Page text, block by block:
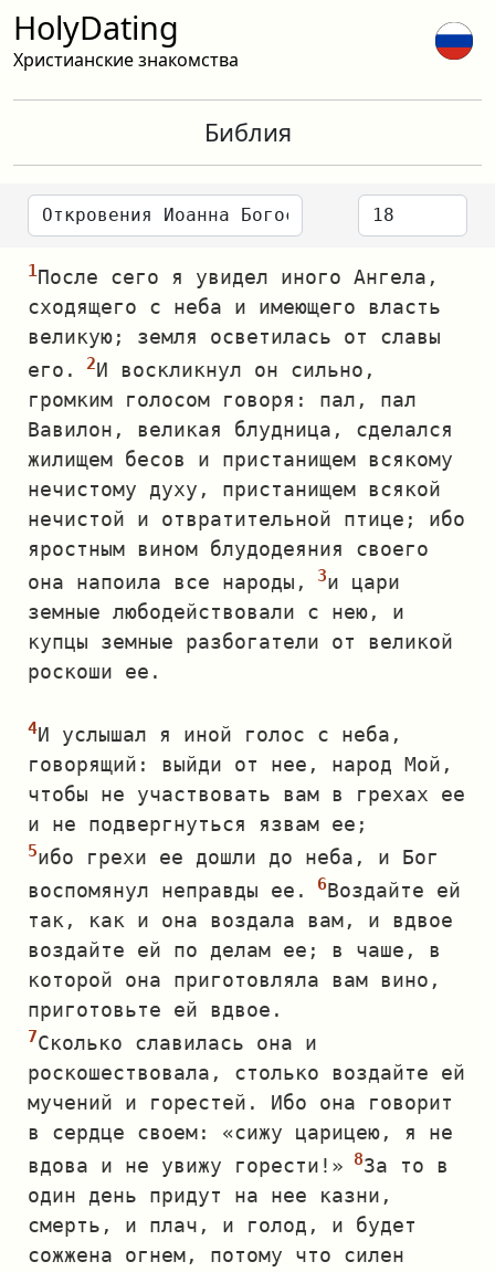
HolyDating
Христианские знакомства
Библия
После сего я увидел иного Ангела,
сходящего с неба и имеющего власть
великую; земля осветилась от славы
его.
И воскликнул он сильно,
громким голосом говоря: пал, пал
Вавилон, великая блудница, сделался
жилищем бесов и пристанищем всякому
нечистому духу, пристанищем всякой
нечистой и отвратительной птице; ибо
яростным вином блудодеяния своего
она напоила все народы,
и цари
земные любодействовали с нею, и
купцы земные разбогатели от великой
роскоши ее.
И услышал я иной голос с неба,
говорящий: выйди от нее, народ Мой,
чтобы не участвовать вам в грехах ее
и не подвергнуться язвам ее;
ибо грехи ее дошли до неба, и Бог
воспомянул неправды ее.
Воздайте ей
так, как и она воздала вам, и вдвое
воздайте ей по делам ее; в чаше, в
которой она приготовляла вам вино,
приготовьте ей вдвое.
Сколько славилась она и
роскошествовала, столько воздайте ей
мучений и горестей. Ибо она говорит
в сердце своем: «сижу царицею, я не
вдова и не увижу горести!»
За то в
один день придут на нее казни,
смерть, и плач, и голод, и будет
сожжена огнем, потому что силен